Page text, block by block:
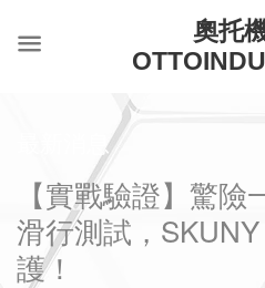
奧托
最新消息
【實戰驗證】驚
滑行測試，
護！